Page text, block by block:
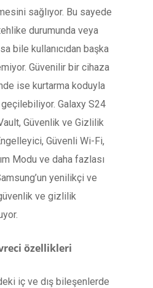
sağlıyor. Bu sayede
durumunda veya
bile kullanıcıdan başka
Güvenilir bir cihaza
ise kurtarma koduyla
geçilebiliyor. Galaxy S24
Güvenlik ve Gizlilik
Güvenli Wi-Fi,
Modu ve daha fazlası
yenilikçi ve
ve gizlilik
özellikleri
iç ve dış bileşenlerde